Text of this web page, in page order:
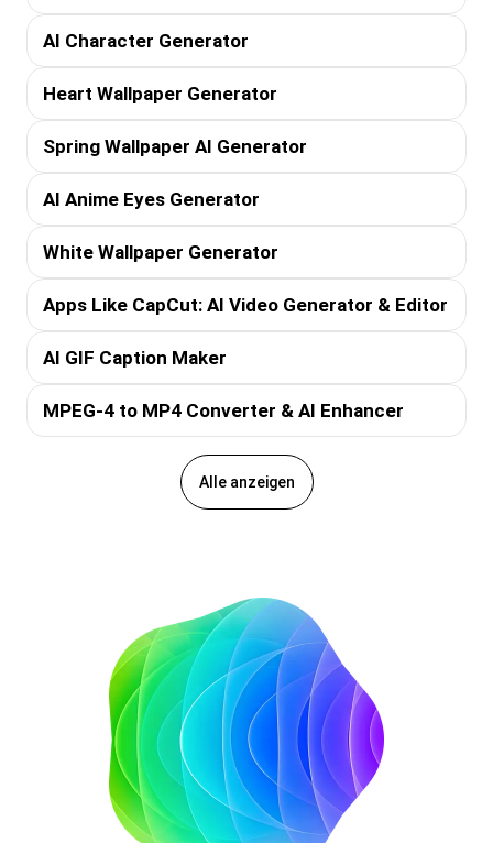
AI Character Generator
Heart Wallpaper Generator
Spring Wallpaper AI Generator
AI Anime Eyes Generator
White Wallpaper Generator
Apps Like CapCut: AI Video Generator & Editor
AI GIF Caption Maker
MPEG-4 to MP4 Converter & AI Enhancer
Alle anzeigen